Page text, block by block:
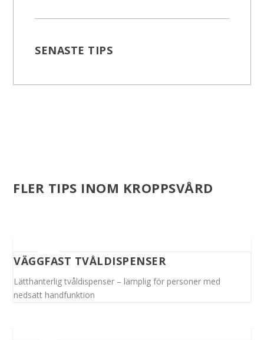
SENASTE TIPS
FLER TIPS INOM KROPPSVÅRD
VÄGGFAST TVÅLDISPENSER
Lätthanterlig tvåldispenser – lämplig för personer med
nedsatt handfunktion